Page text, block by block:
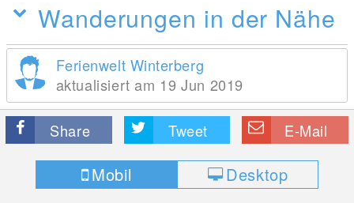
Wanderungen in der Nähe
Ferienwelt Winterberg
aktualisiert am 19 Jun 2019
Share Tweet E-Mail
Mobil Desktop